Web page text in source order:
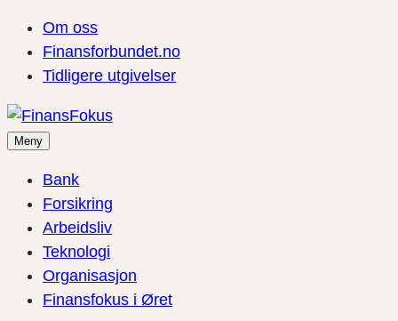
Om oss
Finansforbundet.no
Tidligere utgivelser
Meny
Bank
Forsikring
Arbeidsliv
Teknologi
Organisasjon
Finansfokus i Øret